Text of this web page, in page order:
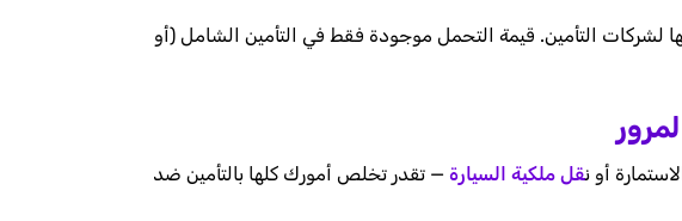
لشركات التأمين. قيمة التحمل موجودة فقط في التأمين الشامل (أو
أو نقل ملكية السيارة — تقدر تخلص أمورك كلها بالتأمين ضد